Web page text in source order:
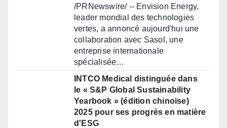
/PRNewswire/ -- Envision Energy,
leader mondial des technologies
vertes, a annoncé aujourd'hui une
collaboration avec Sasol, une
entreprise internationale
spécialisée…
INTCO Medical distinguée dans
le « S&P Global Sustainability
Yearbook » (édition chinoise)
2025 pour ses progrès en matière
d'ESG